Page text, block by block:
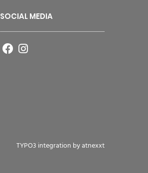
SOCIAL MEDIA
TYPO3 integration byatnexxt